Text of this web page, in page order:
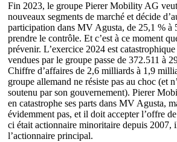
Fin 2023, le groupe Pierer Mobility AG
nouveaux segments de marché et décide
participation dans MV Agusta, de 25,1 % à
prendre le contrôle. Et c’est à ce moment
prévenir. L’exercice 2024 est
vendues par le groupe passe de 372.511 à
Chiffre d’affaires de 2,6 milliards à 1,9
groupe allemand ne résiste pas au choc (et
soutenu par son gouvernement). Pierer
en catastrophe ses parts dans MV Agusta,
évidemment pas, et il doit accepter l’offre
ci était actionnaire minoritaire depuis 2007,
l’actionnaire principal.